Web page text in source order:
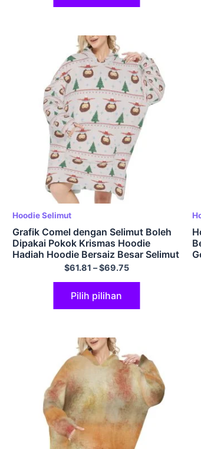
Hoodie Selimut
Grafik Comel dengan Selimut Boleh
Dipakai Pokok Krismas Hoodie
Hadiah Hoodie Bersaiz Besar Selimut
Hoodie Selesa dan Fuzzy dengan
$61.81 –$69.75
Pilih pilihan